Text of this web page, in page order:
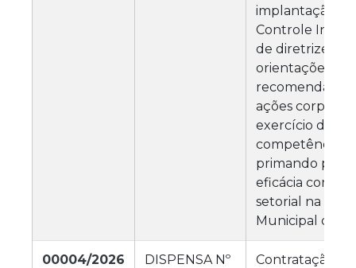
implantação
Controle
de diretrizes,
orientações,
ações
exercício das
competências
primando pela
eficácia
setorial na
Municipal de
00004/2026 DISPENSA Nº
Contratação